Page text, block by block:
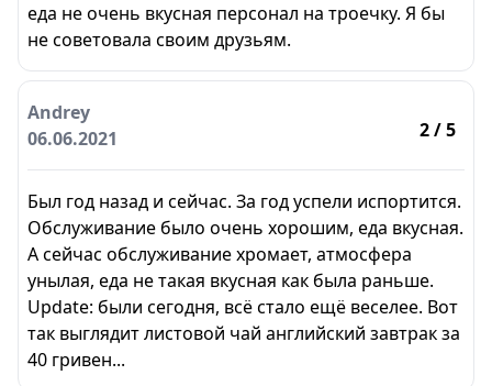
еда не очень вкусная персонал на троечку. Я бы
не советовала своим друзьям.
Andrey
06.06.2021
2/ 5
Был год назад и сейчас. За год успели испортится.
Обслуживание было очень хорошим, еда вкусная.
А сейчас обслуживание хромает, атмосфера
унылая, еда не такая вкусная как была раньше.
Update: были сегодня, всё стало ещё веселее. Вот
так выглядит листовой чай английский завтрак за
40 гривен...